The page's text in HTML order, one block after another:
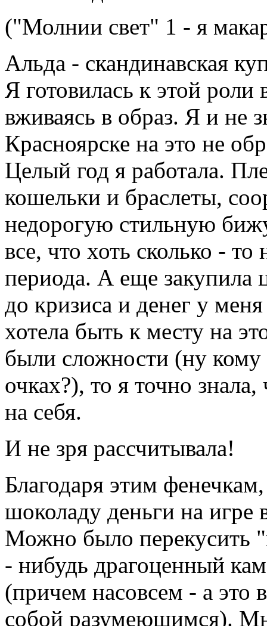
("Молнии свет" 1 - я
Альда - скандинавская
Я готовилась к этой
вживаясь в образ. Я и не
Красноярске на это не
Целый год я работала.
кошельки и браслеты,
недорогую стильную
все, что хоть сколько -
периода. А еще закупила
до кризиса и денег у
хотела быть к месту на
были сложности (ну кому
очках?), то я точно
на себя.
И не зря рассчитывала!
Благодаря этим
шоколаду деньги на игре
Можно было перекусить
- нибудь драгоценный
(причем насовсем - а это
собой разумеющимся).